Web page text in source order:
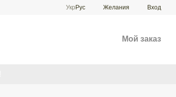
Укр Рус Желания Вход
Мой заказ